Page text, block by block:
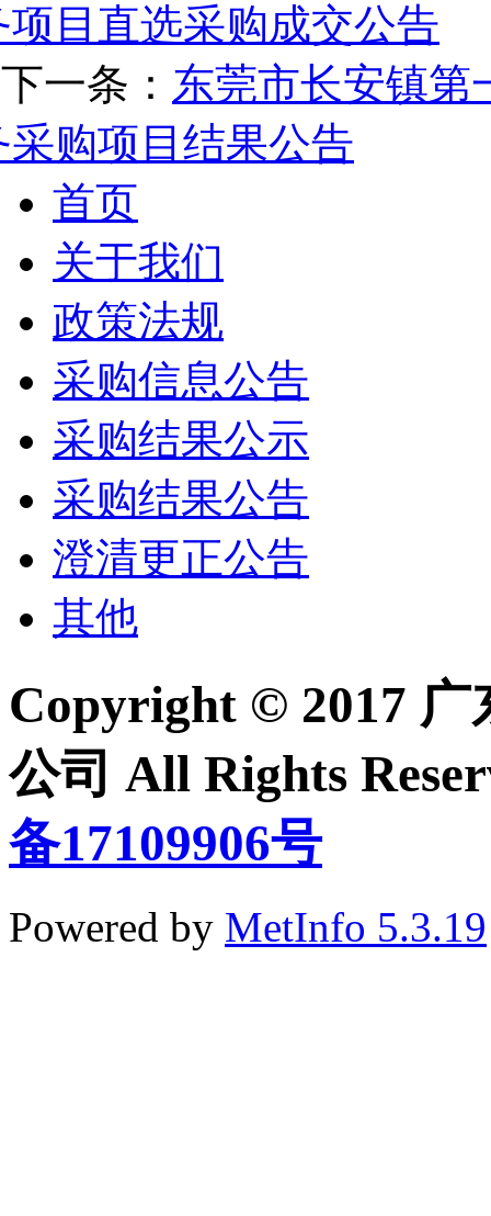
项目直选采购成交公告
下一条： 东莞市长安镇第
采购项目结果公告
首页
关于我们
政策法规
采购信息公告
采购结果公示
采购结果公告
澄清更正公告
其他
Copyright © 2017
公司 All Rights
备17109906号
Powered by MetInfo 5.3.19